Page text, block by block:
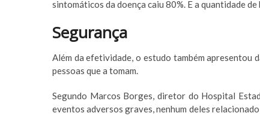
sintomáticos da doença caiu 80%. E a quantidade
Segurança
Além da efetividade, o estudo também apresentou
pessoas que a tomam.
Segundo Marcos Borges, diretor do Hospital
eventos adversos graves, nenhum deles